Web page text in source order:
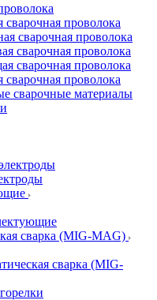
проволока
сварочная проволока
сварочная проволока
сварочная проволока
проволока
сварочные материалы
сварка (MIG-MAG)
сварка (MIG-